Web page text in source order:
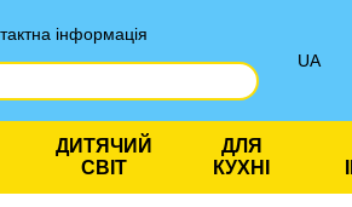
інформація
UA
ДИТЯЧИЙ
СВІТ
ДЛЯ
КУХНІ